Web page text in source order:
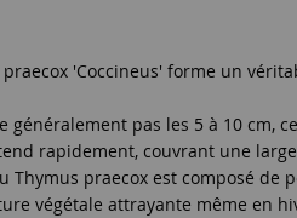
'Coccineus' forme un
généralement pas les 5 à 10
rapidement, couvrant une
Thymus praecox est composé
végétale attrayante même en